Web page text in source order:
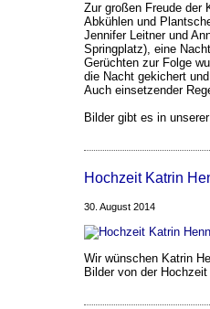
Zur großen Freude der
Abkühlen und
Jennifer Leitner und
Springplatz), eine
Gerüchten zur Folge
die Nacht gekichert
Auch einsetzender
Bilder gibt es in
Hochzeit Katrin
30. August 2014
Wir wünschen Katrin
Bilder von der